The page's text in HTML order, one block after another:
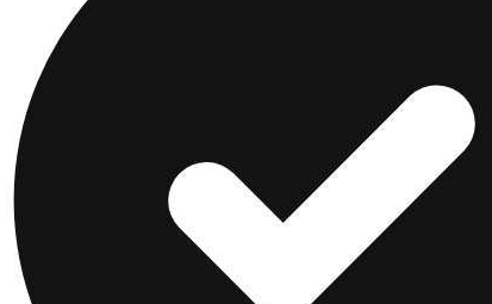
crecer tu crédito es un mejor primer paso.
Aspire Mastercard es una opción para los
crediticio. Te ayuda a construir historial de pagos
después para las tarjetas militares premium.
encaja con donde está tu crédito hoy. Si eres
recursos gratuitos para construir crédito para
que puedes usar sin costo.